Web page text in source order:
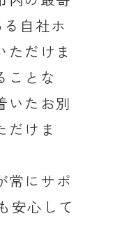
自社ホ
ただけま
ことな
いたお別
だけま
常にサポ
安心して